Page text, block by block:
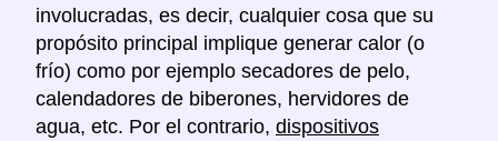
involucradas, es decir, cualquier cosa que su
propósito principal implique generar calor (o
frío) como por ejemplo secadores de pelo,
calendadores de biberones, hervidores de
agua, etc. Por el contrario, dispositivos